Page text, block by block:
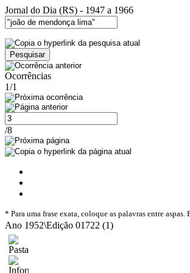
Jornal do Dia (RS) - 1947 a 1966
Ocorrências
1/1
/8
* Para uma frase exata, coloque as palavras entre
Ano 1952\Edição 01722 (1)